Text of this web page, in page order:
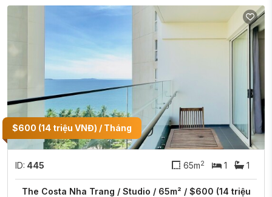
$600 (14 triệu VNĐ) / Tháng
ID: 445 65m2 1 1
The Costa Nha Trang / Studio / 65m² / $600 (14 triệu